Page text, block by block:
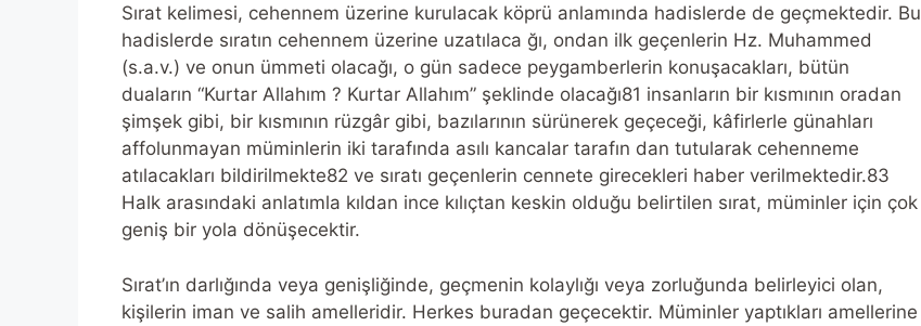
Sırat kelimesi, cehennem üzerine kurulacak köprü anlamında hadislerde de geçmektedir. Bu
hadislerde sıratın cehennem üzerine uzatılaca ğı, ondan ilk geçenlerin Hz. Muhammed
(s.a.v.) ve onun ümmeti olacağı, o gün sadece peygamberlerin konuşacakları, bütün
duaların “Kurtar Allahım ? Kurtar Allahım” şeklinde olacağı81 insanların bir kısmının oradan
şimşek gibi, bir kısmının rüzgâr gibi, bazılarının sürünerek geçeceği, kâfirlerle günahları
affolunmayan müminlerin iki tarafında asılı kancalar tarafın dan tutularak cehenneme
atılacakları bildirilmekte82 ve sıratı geçenlerin cennete girecekleri haber verilmektedir.83
Halk arasındaki anlatımla kıldan ince kılıçtan keskin olduğu belirtilen sırat, müminler için çok
geniş bir yola dönüşecektir.
Sırat’ın darlığında veya genişliğinde, geçmenin kolaylığı veya zorluğunda belirleyici olan,
kişilerin iman ve salih amelleridir. Herkes buradan geçecektir. Müminler yaptıkları amellerine